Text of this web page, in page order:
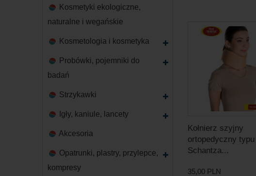
Kosmetyki ekologiczne,
naturalne i wegańskie
Kosmetologia i kosmetyka
Probówki, pojemniki do
badań
Strzykawki
Igły, kaniule, lancety
Akcesoria
Opatrunki, plastry, przylepce,
kompresy
Kołnierz szyjny
ortopedyczny typu
Schantza...
35,00 PLN